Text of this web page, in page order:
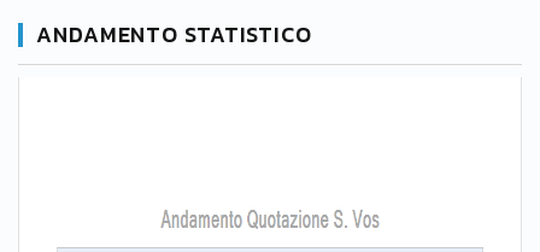
ANDAMENTO STATISTICO